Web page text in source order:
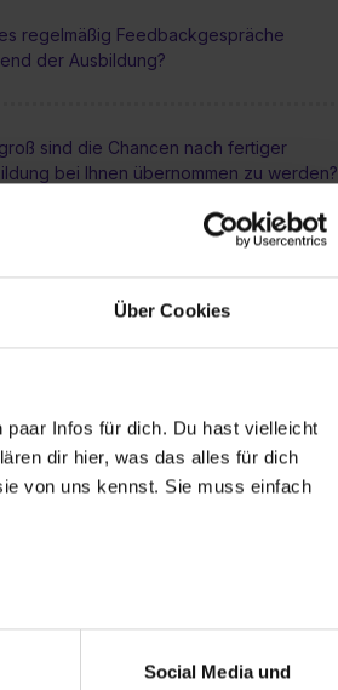
Über Cookies
Infos für dich. Du hast vielleicht
dir hier, was das alles für dich
von uns kennst. Sie muss einfach
von dir bei Benutzung der
Webseite zu analysieren
Social Media und
regelmäßig Feedbackgespräche
der Ausbildung?
sind die Chancen nach fertiger
bei Ihnen übernommen zu werden?